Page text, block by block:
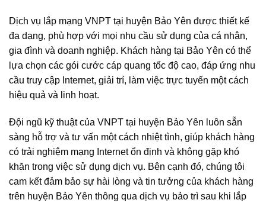
Dịch vụ lắp mạng VNPT tại huyện Bảo Yên được thiết kế
đa dạng, phù hợp với mọi nhu cầu sử dụng của cá nhân,
gia đình và doanh nghiệp. Khách hàng tại Bảo Yên có thể
lựa chọn các gói cước cáp quang tốc độ cao, đáp ứng nhu
cầu truy cập Internet, giải trí, làm việc trực tuyến một cách
hiệu quả và linh hoạt.
Đội ngũ kỹ thuật của VNPT tại huyện Bảo Yên luôn sẵn
sàng hỗ trợ và tư vấn một cách nhiệt tình, giúp khách hàng
có trải nghiệm mạng Internet ổn định và không gặp khó
khăn trong việc sử dụng dịch vụ. Bên cạnh đó, chúng tôi
cam kết đảm bảo sự hài lòng và tin tưởng của khách hàng
trên huyện Bảo Yên thông qua dịch vụ bảo trì sau khi lắp